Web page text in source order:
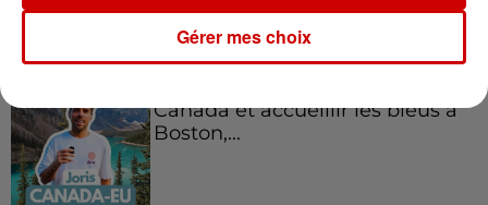
Canada et accueillir les bleus à
Boston,...
Gérer mes choix